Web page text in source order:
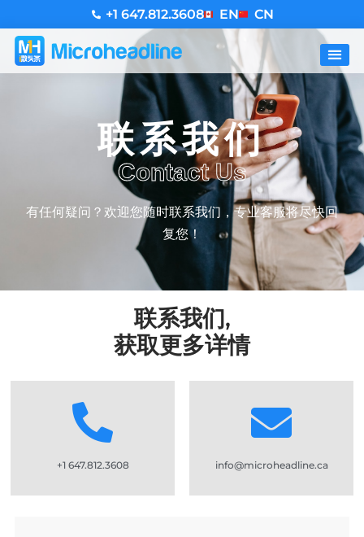
+1 647.812.3608 EN CN
联系我们
Contact Us
有任何疑问？欢迎您随时联系我们，专业客服将尽快回
复您！
联系我们,
获取更多详情
+1 647.812.3608 info@microheadline.ca